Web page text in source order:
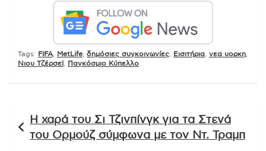
Tags: FIFA MetLife δημόσιες συγκοινωνίες Εισιτήρια νεα υορκη
Νιου Τζέρσεϊ, Παγκόσμιο Κύπελλο
άρθρων
Η χαρά του Σι Τζινπίνγκ για τα Στενά
του Ορμούζ σύμφωνα με τον Ντ. Τραμπ